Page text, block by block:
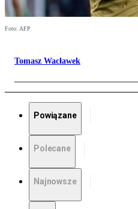
Foto: AFP
Tomasz Wacławek
Powiązane
Polecane
Najnowsze